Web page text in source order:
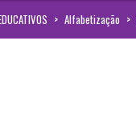
> Alfabetização >